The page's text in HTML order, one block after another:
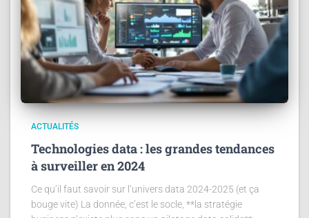
ACTUALITÉS
Technologies data : les grandes tendances
à surveiller en 2024
Ce qu’il faut savoir sur l’univers data 2024-2025 (et ça
bouge vite) La donnée, c’est le socle, **la stratégie